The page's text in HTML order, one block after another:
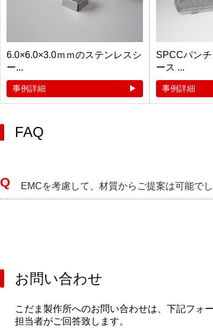
6.0×6.0×3.0ｍｍのステンレスシ
ー...
事例詳細
SPCCパン
ース ...
事例詳細
FAQ
EMCを考慮して、材質からご提案は可能で
お問い合わせ
こだま製作所へのお問い合わせは、下記フォ
担当者がご回答致します。